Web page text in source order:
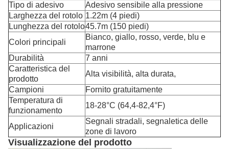
Tipo di adesivo
Adesivo sensibile alla pressione
Larghezza del rotolo 1.22m (4 piedi)
Lunghezza del rotolo45.7m (150 piedi)
Colori principali
Bianco, giallo, rosso, verde, blu e
marrone
Durabilità
7 anni
Caratteristica del
prodotto
Alta visibilità, alta durata,
Campioni
Fornito gratuitamente
Temperatura di
funzionamento
18-28°C (64,4-82,4°F)
Applicazioni
Segnali stradali, segnaletica delle
zone di lavoro
Visualizzazione del prodotto